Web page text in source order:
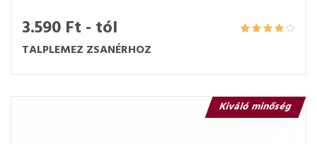
3.590 Ft - tól
TALPLEMEZ ZSANÉRHOZ
Kiváló minőség